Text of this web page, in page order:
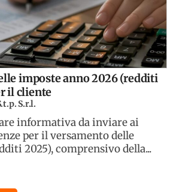
imposte anno 2026 (redditi
il cliente
S.r.l.
informativa da inviare ai
per il versamento delle
2025), comprensivo della...